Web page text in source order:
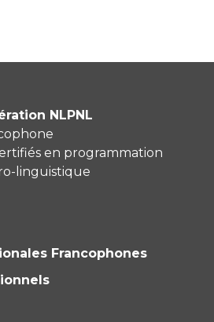
NLPNL
en programmation
linguistique
Francophones